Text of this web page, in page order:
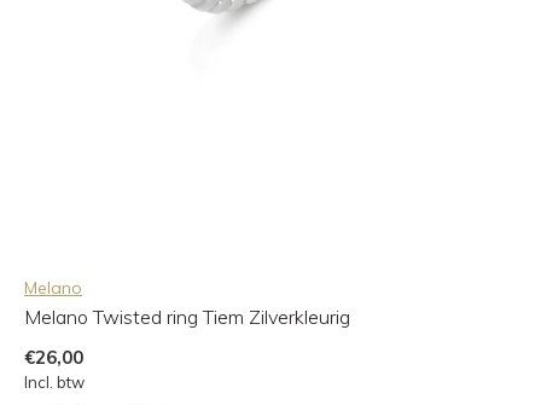
Melano
Melano Twisted ring Tiem Zilverkleurig
€26,00
Incl. btw